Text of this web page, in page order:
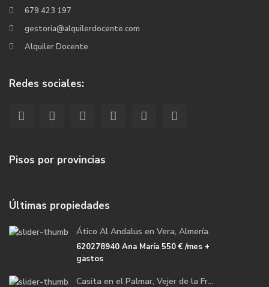
679 423 197
gestoria@alquilerdocente.com
Alquiler Docente
Redes sociales:
Pisos por provincias
Últimas propiedades
Ático Al Andalus en Vera, Almería.
620278940 Ana María 550 €/mes +
gastos
Casita en el Palmar, Vejer de la Fr...